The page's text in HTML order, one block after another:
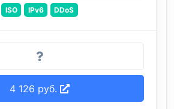
ISO IPv6 DDoS
4 126 руб.